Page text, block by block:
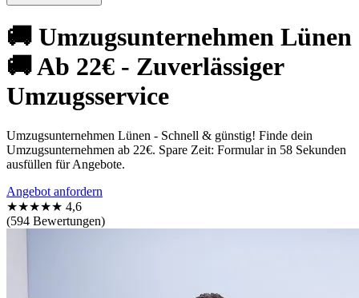
🚚 Umzugsunternehmen Lünen
🚚 Ab 22€ - Zuverlässiger
Umzugsservice
Umzugsunternehmen Lünen - Schnell & günstig! Finde dein
Umzugsunternehmen ab 22€. Spare Zeit: Formular in 58 Sekunden
ausfüllen für Angebote.
Angebot anfordern
★★★★★ 4,6
(594 Bewertungen)